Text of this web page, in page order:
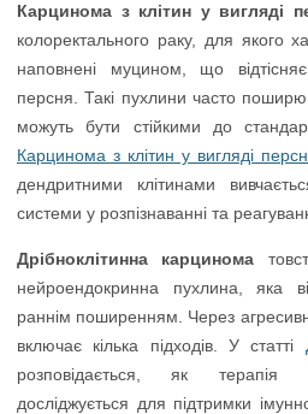
Карцинома з клітин у вигляді
колоректального раку, для якого
наповнені муцином, що
персня. Такі пухлини часто
можуть бути стійкими до
Карцинома з клітин у вигляді
дендритними клітинами
системи у розпізнаванні та
Дрібноклітинна карцинома
нейроендокринна пухлина, яка
раннім поширенням. Через
включає кілька підходів. У статті
розповідається, як терапія
досліджується для підтримки